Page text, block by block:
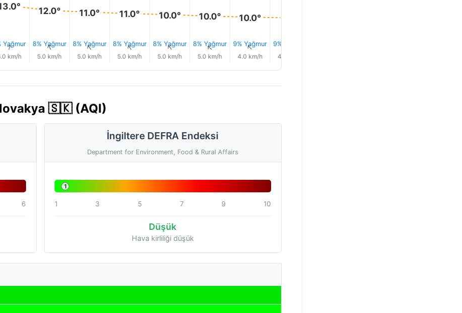
Yağmur
↑
km/h
12.0°
8% Yağmur
↑
5.0 km/h
11.0°
8% Yağmur
↑
5.0 km/h
11.0°
8% Yağmur
↑
5.0 km/h
10.0°
8% Yağmur
↑
5.0 km/h
10.0°
8% Yağmur
↑
5.0 km/h
10.0°
9% Yağmur
↑
4.0 km/h
9% Yağmur
4.0 km/h
🇸🇰 (AQI)
6
İngiltere DEFRA Endeksi
Department for Environment, Food & Rural Affairs
1
1 3 5 7 9 10
Düşük
Hava kirliliği düşük